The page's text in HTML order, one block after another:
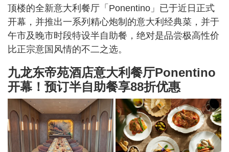
顶楼的全新意大利餐厅「Ponentino」已于近日正式
开幕，并推出一系列精心炮制的意大利经典菜，并于
午市及晚市时段特设半自助餐，绝对是品尝极高性价
比正宗意国风情的不二之选。
九龙东帝苑酒店意大利餐厅Ponentino
开幕！预订半自助餐享88折优惠